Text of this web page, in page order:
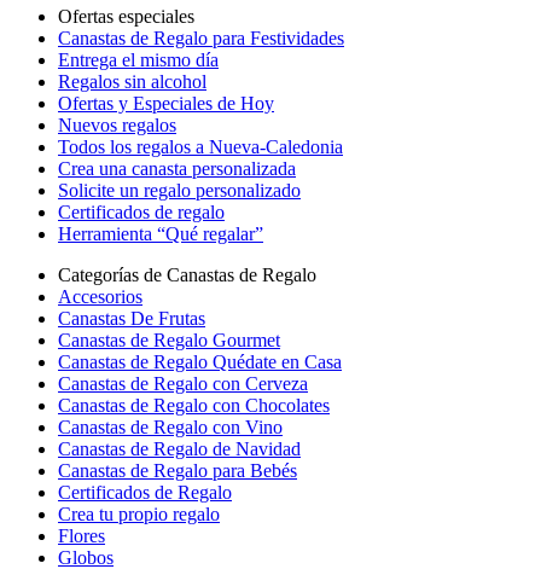
Ofertas especiales
Canastas de Regalo para Festividades
Entrega el mismo día
Regalos sin alcohol
Ofertas y Especiales de Hoy
Nuevos regalos
Todos los regalos a Nueva-Caledonia
Crea una canasta personalizada
Solicite un regalo personalizado
Certificados de regalo
Herramienta “Qué regalar”
Categorías de Canastas de Regalo
Accesorios
Canastas De Frutas
Canastas de Regalo Gourmet
Canastas de Regalo Quédate en Casa
Canastas de Regalo con Cerveza
Canastas de Regalo con Chocolates
Canastas de Regalo con Vino
Canastas de Regalo de Navidad
Canastas de Regalo para Bebés
Certificados de Regalo
Crea tu propio regalo
Flores
Globos